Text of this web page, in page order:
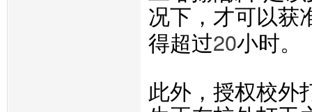
况下，才可以获
得超过20小时。
此外，授权校外